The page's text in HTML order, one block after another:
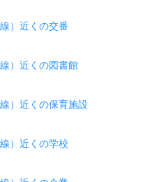
）近くの交番
）近くの図書館
）近くの保育施設
）近くの学校